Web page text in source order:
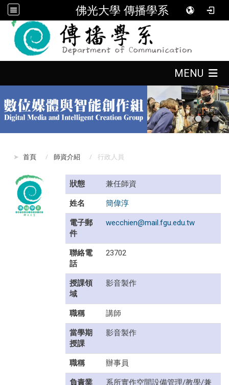
佛光大學 傳播學系
MENU
首頁 師資介紹 行政人員
狀態 兼任師資
姓名 簡偉淳
電子郵
件
wecchien@mail.fgu.edu.tw
聯絡電
話
23702
授課領
域
影音製作
職稱 講師
當學期
授課
影音製作
職稱 辦事員
負責業
系所實作空間設備管理/教學/兼